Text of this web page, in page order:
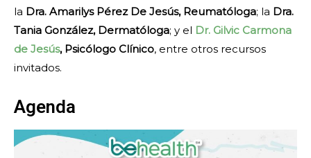
la Dra. Amarilys Pérez De Jesús, Reumatóloga; la Dra.
Tania González, Dermatóloga; y el Dr. Gilvic Carmona
de Jesús, Psicólogo Clínico, entre otros recursos
invitados.
Agenda